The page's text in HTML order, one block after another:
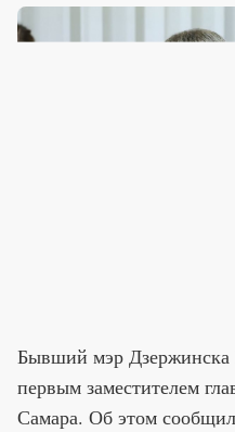
Бывший мэр Дзержинска
первым заместителем
Самара. Об этом